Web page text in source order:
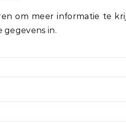
om meer informatie te
gegevens in.